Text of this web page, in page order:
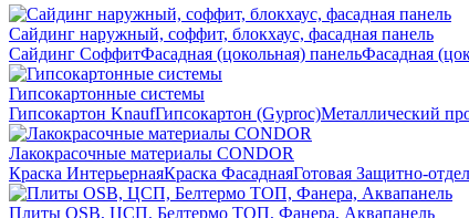
Сайдинг наружный, соффит, блокхаус, фасадная панель
Сайдинг СоффитФасадная (цокольная) панельФасадная
Гипсокартонные системы
Гипсокартон KnaufГипсокартон (Gyproc)Металлический
Лакокрасочные материалы CONDOR
Краска ИнтерьернаяКраска ФасаднаяГотовая Защитно-
Плиты OSB, ЦСП, Белтермо ТОП, Фанера, Аквапанель